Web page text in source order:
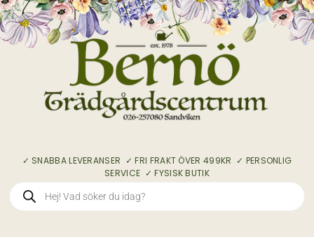
✓ SNABBA LEVERANSER ✓ FRI FRAKT ÖVER 499KR ✓ PERSONLIG
SERVICE ✓ FYSISK BUTIK